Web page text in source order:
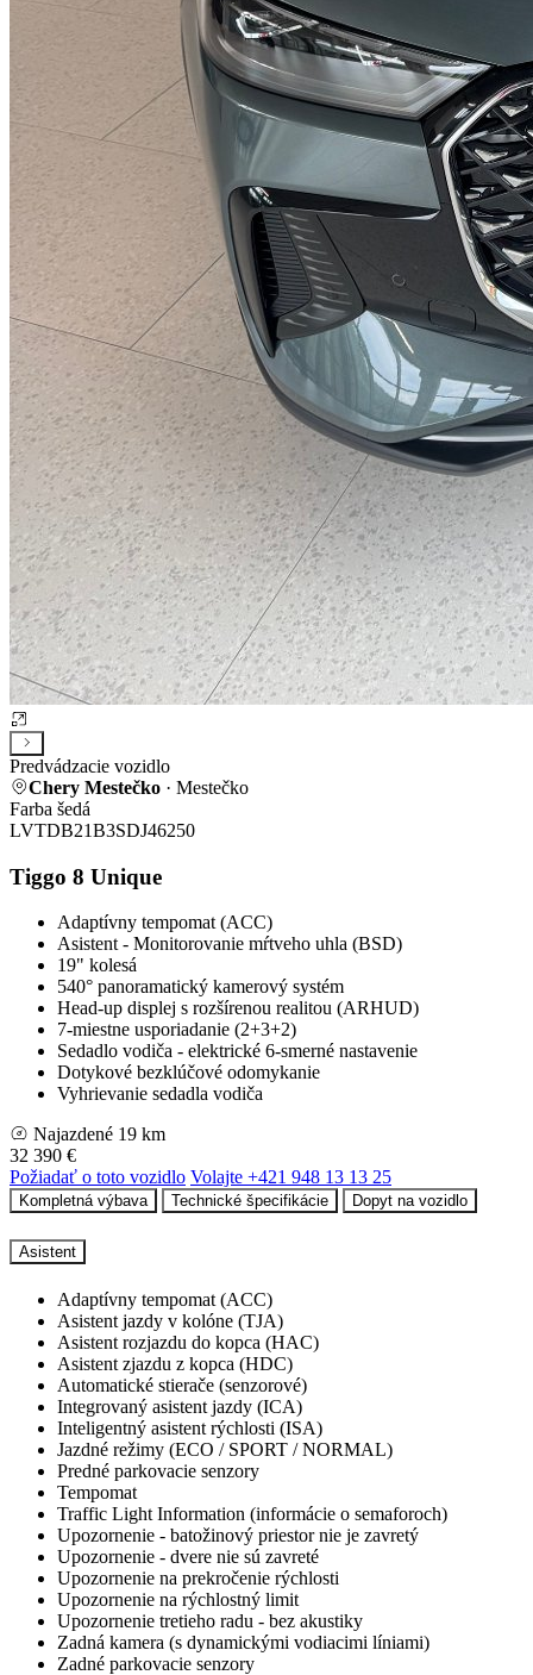
Predvádzacie vozidlo
Chery Mestečko · Mestečko
Farba šedá
LVTDB21B3SDJ46250
Tiggo 8 Unique
Adaptívny tempomat (ACC)
Asistent - Monitorovanie mŕtveho uhla (BSD)
19" kolesá
540° panoramatický kamerový systém
Head-up displej s rozšírenou realitou (ARHUD)
7-miestne usporiadanie (2+3+2)
Sedadlo vodiča - elektrické 6-smerné nastavenie
Dotykové bezklúčové odomykanie
Vyhrievanie sedadla vodiča
Najazdené 19 km
32 390 €
Požiadať o toto vozidlo Volajte +421 948 13 13 25
Kompletná výbava Technické špecifikácie Dopyt na vozidlo
Asistent
Adaptívny tempomat (ACC)
Asistent jazdy v kolóne (TJA)
Asistent rozjazdu do kopca (HAC)
Asistent zjazdu z kopca (HDC)
Automatické stierače (senzorové)
Integrovaný asistent jazdy (ICA)
Inteligentný asistent rýchlosti (ISA)
Jazdné režimy (ECO / SPORT / NORMAL)
Predné parkovacie senzory
Tempomat
Traffic Light Information (informácie o semaforoch)
Upozornenie - batožinový priestor nie je zavretý
Upozornenie - dvere nie sú zavreté
Upozornenie na prekročenie rýchlosti
Upozornenie na rýchlostný limit
Upozornenie tretieho radu - bez akustiky
Zadná kamera (s dynamickými vodiacimi líniami)
Zadné parkovacie senzory